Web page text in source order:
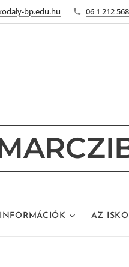
bp.edu.hu 06 1 212
INFORMÁCIÓK AZ